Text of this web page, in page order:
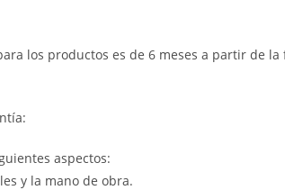
los productos es de 6 meses a partir de
aspectos:
y la mano de obra.